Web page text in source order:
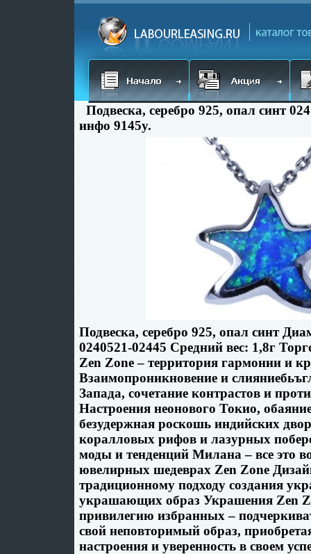
Подвеска, серебро 925, опал синт
инфо 9145y.
Подвеска, серебро 925, опал синт
0240521-02445 Средний вес: 1,8г
Zen Zone – территория гармонии и
Взаимопроникновение и
Запада, сочетание контрастов и
Настроения неонового Токио,
безудержная роскошь индийских
коралловых рифов и лазурных
моды и тенденций Милана – все это
ювелирных шедеврах Zen Zone
традиционному подходу создания
украшающих образ Украшения Zen
привилегию избранных –
свой неповторимый образ,
настроения и уверенность в своем